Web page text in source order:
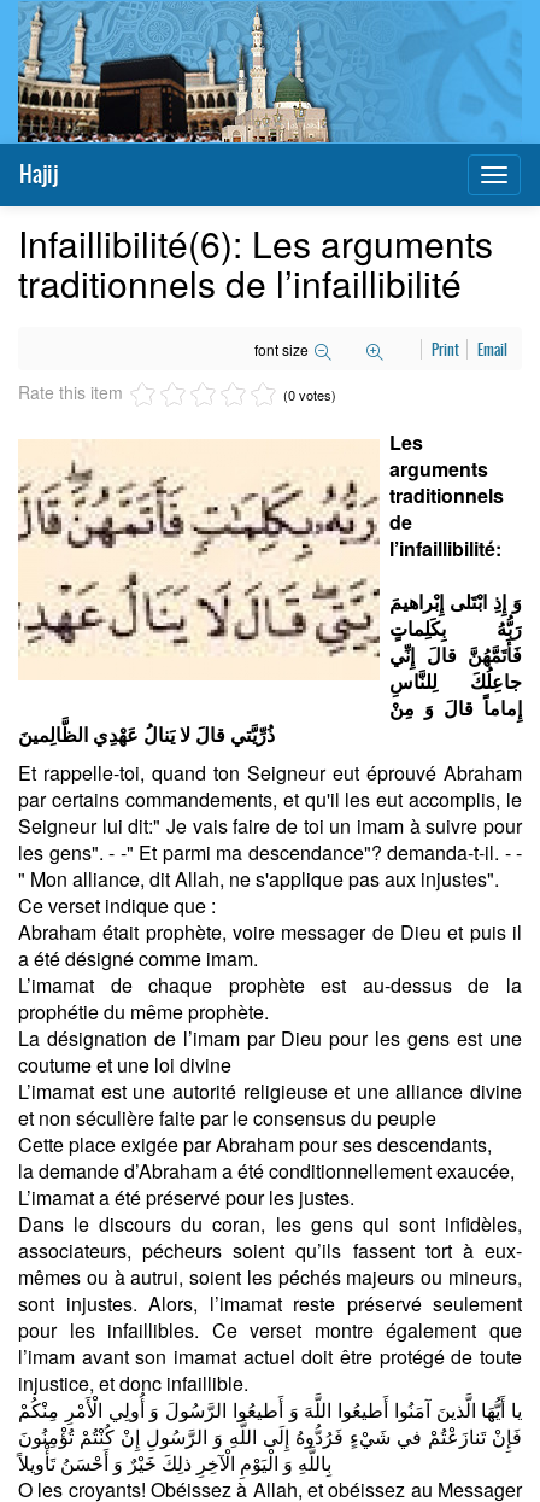
Hajij
Infaillibilité(6): Les arguments
traditionnels de l’infaillibilité
font size Print Email
Rate this item (0 votes)
Les
arguments
traditionnels
de
l’infaillibilité:
وَ إِذِ ابْتَلى‏ إِبْراهيمَ
رَبُّهُ بِكَلِماتٍ
فَأَتَمَّهُنَّ قالَ إِنِّي
جاعِلُكَ لِلنَّاسِ
إِماماً قالَ وَ مِنْ
ذُرِّيَّتي‏ قالَ لا يَنالُ عَهْدِي الظَّالِمينَ
Et rappelle-toi, quand ton Seigneur eut éprouvé Abraham
par certains commandements, et qu'il les eut accomplis, le
Seigneur lui dit:" Je vais faire de toi un imam à suivre pour
les gens". - -" Et parmi ma descendance"? demanda-t-il. - -
" Mon alliance, dit Allah, ne s'applique pas aux injustes".
Ce verset indique que :
Abraham était prophète, voire messager de Dieu et puis il
a été désigné comme imam.
L’imamat de chaque prophète est au-dessus de la
prophétie du même prophète.
La désignation de l’imam par Dieu pour les gens est une
coutume et une loi divine
L’imamat est une autorité religieuse et une alliance divine
et non séculière faite par le consensus du peuple
Cette place exigée par Abraham pour ses descendants,
la demande d’Abraham a été conditionnellement exaucée,
L’imamat a été préservé pour les justes.
Dans le discours du coran, les gens qui sont infidèles,
associateurs, pécheurs soient qu’ils fassent tort à eux-
mêmes ou à autrui, soient les péchés majeurs ou mineurs,
sont injustes. Alors, l’imamat reste préservé seulement
pour les infaillibles. Ce verset montre également que
l’imam avant son imamat actuel doit être protégé de toute
injustice, et donc infaillible.
يا أَيُّهَا الَّذينَ آمَنُوا أَطيعُوا اللَّهَ وَ أَطيعُوا الرَّسُولَ وَ أُولِي الْأَمْرِ مِنْكُمْ
فَإِنْ تَنازَعْتُمْ في‏ شَيْ‏ءٍ فَرُدُّوهُ إِلَى اللَّهِ وَ الرَّسُولِ إِنْ كُنْتُمْ تُؤْمِنُونَ
بِاللَّهِ وَ الْيَوْمِ الْآخِرِ ذلِكَ خَيْرٌ وَ أَحْسَنُ تَأْويلاً
O les croyants! Obéissez à Allah, et obéissez au Messager